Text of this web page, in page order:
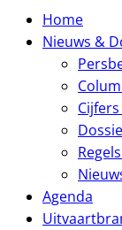
Home
Nieuws &
Agenda